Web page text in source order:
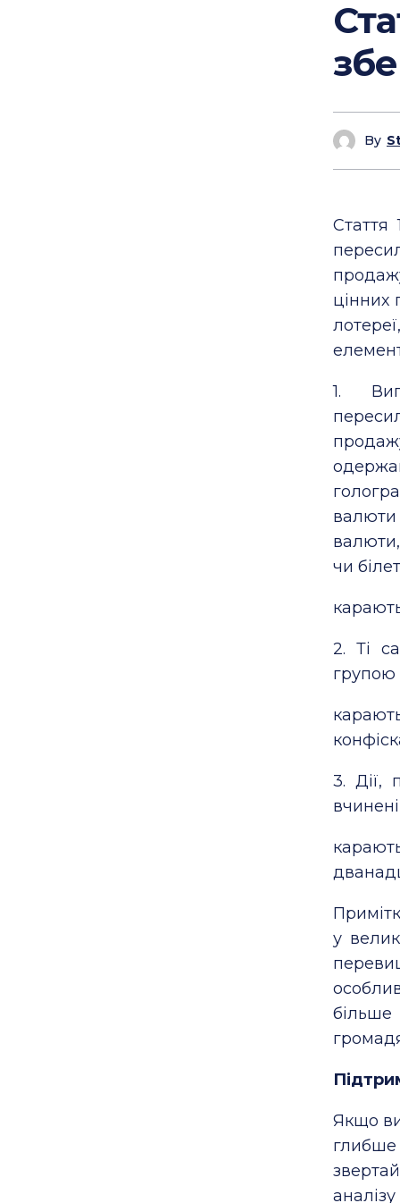
By
Стаття
цінних
1.
валюти
чи
2. Ті
групою
3. Дії,
у
Якщо